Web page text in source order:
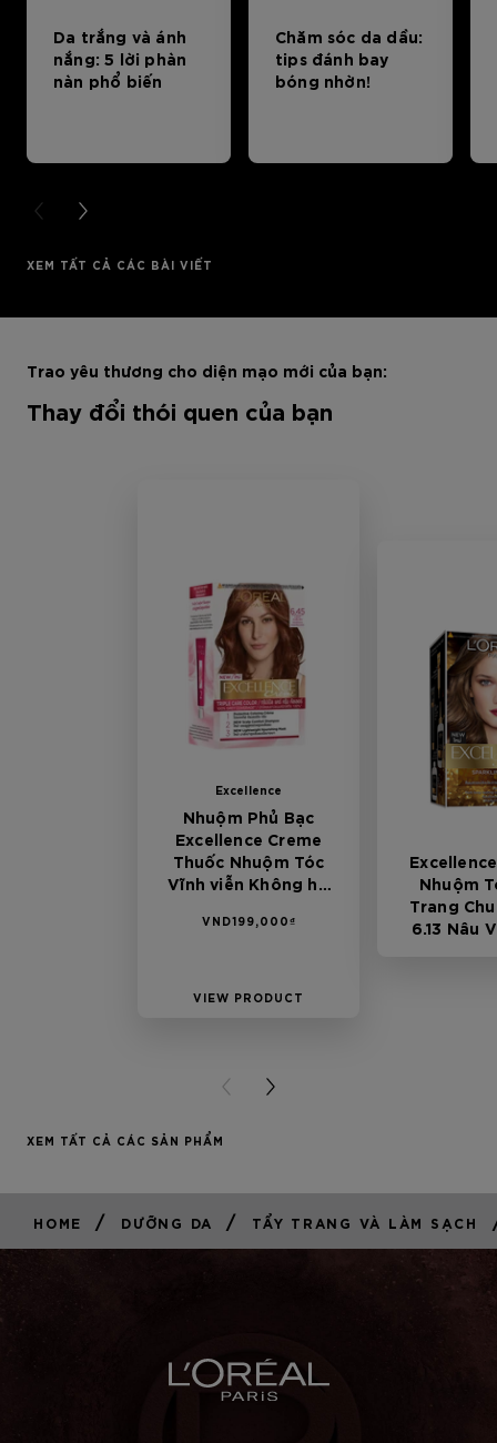
Da trắng và ánh
nắng: 5 lời phàn
nàn phổ biến
Chăm sóc da dầu:
tips đánh bay
bóng nhờn!
PREVIOUS CARD
NEXT CARD
XEM TẤT CẢ CÁC BÀI VIẾT
Thay đổi thói quen của bạn
Trao yêu thương cho diện mạo mới của bạn:
Excellence
Nhuộm Phủ Bạc
Excellence Creme
Thuốc Nhuộm Tóc
Vĩnh viễn Không hư
VND199,000₫
VIEW PRODUCT
Nhuộm
Trang
6.13 Nâu
PREVIOUS CARD
NEXT CARD
XEM TẤT CẢ CÁC SẢN PHẨM
HOME / DƯỠNG DA / TẨY TRANG VÀ LÀM SẠCH